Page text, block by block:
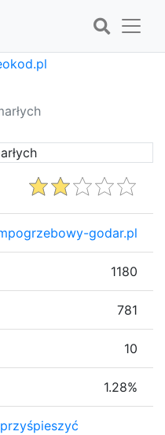
godar.pl
1180
781
10
1.28%